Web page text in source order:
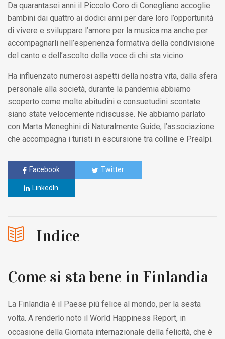
Da quarantasei anni il Piccolo Coro di Conegliano accoglie
bambini dai quattro ai dodici anni per dare loro l’opportunità
di vivere e sviluppare l’amore per la musica ma anche per
accompagnarli nell’esperienza formativa della condivisione
del canto e dell’ascolto della voce di chi sta vicino.
Ha influenzato numerosi aspetti della nostra vita, dalla sfera
personale alla società, durante la pandemia abbiamo
scoperto come molte abitudini e consuetudini scontate
siano state velocemente ridiscusse. Ne abbiamo parlato
con Marta Meneghini di Naturalmente Guide, l’associazione
che accompagna i turisti in escursione tra colline e Prealpi.
Facebook Twitter
LinkedIn
Indice
Come si sta bene in Finlandia
La Finlandia è il Paese più felice al mondo, per la sesta
volta. A renderlo noto il World Happiness Report, in
occasione della Giornata internazionale della felicità, che è